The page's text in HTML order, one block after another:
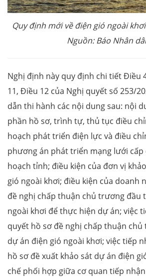
Quy định mới về điện gió ngoài
Nguồn: Báo Nhân
Nghị định này quy định chi tiết Điều
11, Điều 12 của Nghị quyết số 253/
dẫn thi hành các nội dung sau: nội
phần hồ sơ, trình tự, thủ tục điều
hoạch phát triển điện lực và điều
phương án phát triển mạng lưới
hoạch tỉnh; điều kiện của đơn vị
gió ngoài khơi; điều kiện của doanh
đề nghị chấp thuận chủ trương đầu
ngoài khơi để thực hiện dự án; việc
quyết hồ sơ đề nghị chấp thuận
dự án điện gió ngoài khơi; việc tiếp
hồ sơ đề xuất khảo sát dự án điện
chế phối hợp giữa cơ quan tiếp